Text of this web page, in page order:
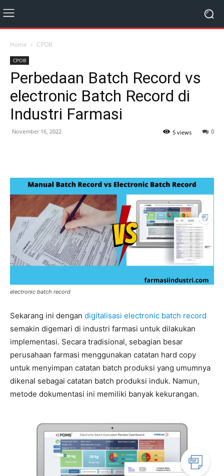
Home CPOB
CPOB
Perbedaan Batch Record vs
electronic Batch Record di
Industri Farmasi
November 16, 2022 0
5 views
electronic batch record
Sekarang ini dengan digitalisasi electronic batch record
semakin digemari di industri farmasi untuk dilakukan
implementasi. Secara tradisional, sebagian besar
perusahaan farmasi menggunakan catatan hard copy
untuk menyimpan catatan batch produksi yang umumnya
dikenal sebagai catatan batch produksi induk. Namun,
metode dokumentasi ini memiliki banyak kekurangan.